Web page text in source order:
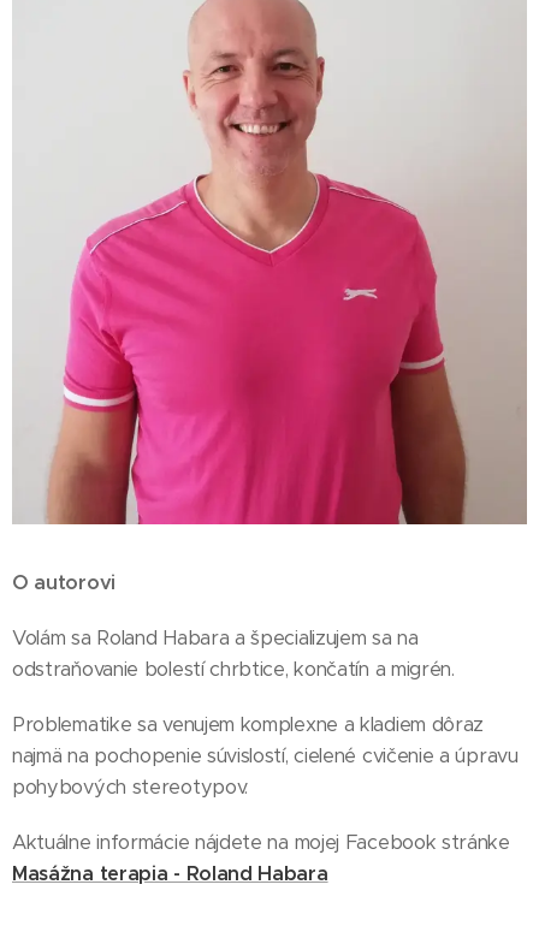
O autorovi
Volám sa Roland Habara a špecializujem sa na
odstraňovanie bolestí chrbtice, končatín a migrén.
Problematike sa venujem komplexne a kladiem dôraz
najmä na pochopenie súvislostí, cielené cvičenie a úpravu
pohybových stereotypov.
Aktuálne informácie nájdete na mojej Facebook stránke
Masážna terapia - Roland Habara